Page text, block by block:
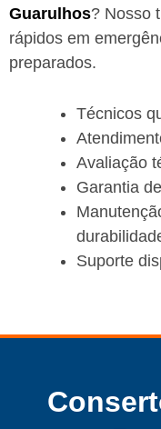
Guarulhos? Nosso
rápidos em
preparados.
Técnicos
Avaliação
Garantia
Suporte